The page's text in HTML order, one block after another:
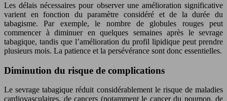
Les délais nécessaires pour observer une amélioration significative
varient en fonction du paramètre considéré et de la durée du
tabagisme. Par exemple, le nombre de globules rouges peut
commencer à diminuer en quelques semaines après le sevrage
tabagique, tandis que l’amélioration du profil lipidique peut prendre
plusieurs mois. La patience et la persévérance sont donc essentielles.
Diminution du risque de complications
Le sevrage tabagique réduit considérablement le risque de maladies
cardiovasculaires, de cancers (notamment le cancer du poumon, de